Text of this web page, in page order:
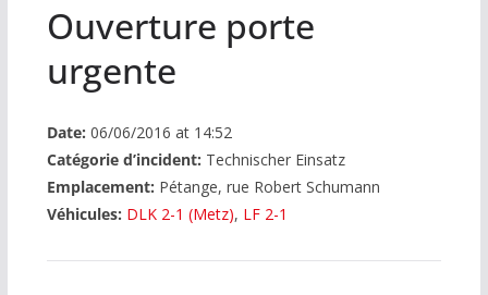
Ouverture porte
urgente
Date: 06/06/2016 at 14:52
Catégorie d’incident: Technischer Einsatz
Emplacement: Pétange, rue Robert Schumann
Véhicules: DLK 2-1 (Metz), LF 2-1